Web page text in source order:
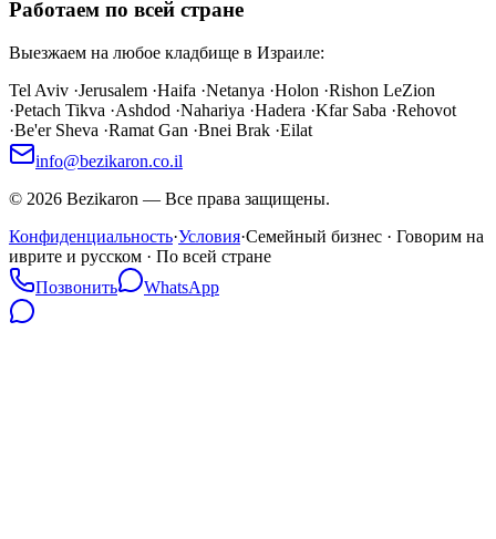
Работаем по всей стране
Выезжаем на любое кладбище в Израиле:
Tel Aviv ·Jerusalem ·Haifa ·Netanya ·Holon ·Rishon LeZion
·Petach Tikva ·Ashdod ·Nahariya ·Hadera ·Kfar Saba ·Rehovot
·Be'er Sheva ·Ramat Gan ·Bnei Brak ·Eilat
info@bezikaron.co.il
© 2026 Bezikaron — Все права защищены.
Конфиденциальность·Условия·Семейный бизнес · Говорим на
иврите и русском · По всей стране
Позвонить
WhatsApp